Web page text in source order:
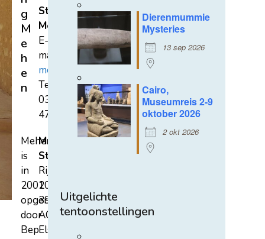
Dierenmummie
Mysteries
13 sep 2026
Cairo,
Museumreis 2-9
oktober 2026
2 okt 2026
Uitgelichte
tentoonstellingen
g
M
e
h
e
n
Mehen
is
in
2002
opgericht
door
Bep
Stichting
Mehen
E-
mail:
mehen@hetnet.nl
Tel.:
0318-
471689
Mehen
Studiecentrum
Rijksstraatweg
107A
3921
AC
Elst